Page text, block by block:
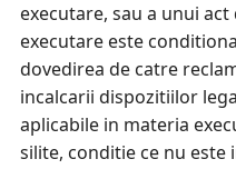
executare, sau a unui act
executare este
dovedirea de catre
incalcarii dispozitiilor
aplicabile in materia
silite, conditie ce nu este